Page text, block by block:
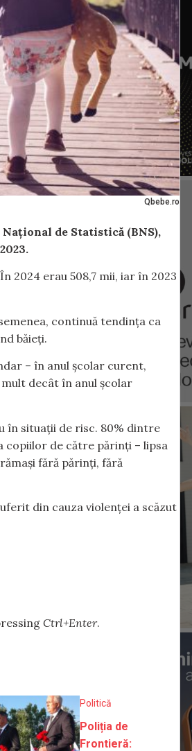
Qbebe.ro
de Statistică (BNS),
2024 erau 508,7 mii, iar în 2023
continuă tendința ca
băieți.
– în anul școlar curent,
decât în anul școlar
în situații de risc. 80% dintre
de către părinți – lipsa
fără părinți, fără
din cauza violenței a scăzut
Ctrl+Enter.
Politică
Poliția de
Frontieră: